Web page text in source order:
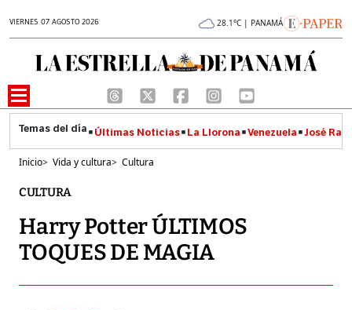
VIERNES 07 AGOSTO 2026 28.1°C | PANAMÁ
Últimas Noticias La Llorona Venezuela José
Inicio> Vida y cultura> Cultura
CULTURA
Harry Potter ÚLTIMOS
TOQUES DE MAGIA